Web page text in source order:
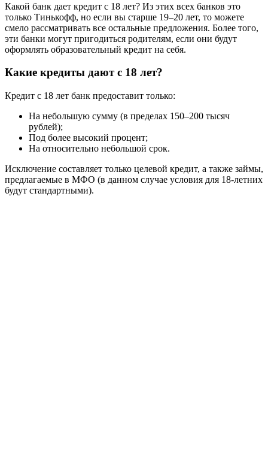
Какой банк дает кредит с 18 лет? Из этих всех банков это
только Тинькофф, но если вы старше 19–20 лет, то можете
смело рассматривать все остальные предложения. Более того,
эти банки могут пригодиться родителям, если они будут
оформлять образовательный кредит на себя.
Какие кредиты дают с 18 лет?
Кредит с 18 лет банк предоставит только:
На небольшую сумму (в пределах 150–200 тысяч
рублей);
Под более высокий процент;
На относительно небольшой срок.
Исключение составляет только целевой кредит, а также займы,
предлагаемые в МФО (в данном случае условия для 18-летних
будут стандартными).